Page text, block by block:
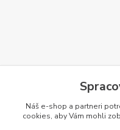
Náš e-shop a partneri
cookies, aby Vám mohli